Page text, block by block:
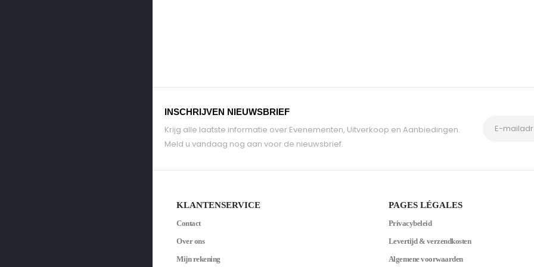
INSCHRIJVEN NIEUWSBRIEF
Krijg alle laatste informatie over Evenementen, Uitverkoop en Aanbiedingen.
Meld u vandaag nog aan voor de nieuwsbrief.
KLANTENSERVICE
Contact
Over ons
Mijn rekening
PAGES LÉGALES
Privacybeleid
Levertijd & verzendkosten
Algemene voorwaarden